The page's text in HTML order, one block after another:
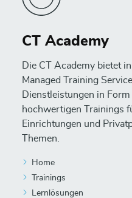
CT Academy
Die CT Academy bietet
Managed Training
Dienstleistungen in
hochwertigen Trainings
Einrichtungen und
Themen.
Home
Trainings
Lernlösungen